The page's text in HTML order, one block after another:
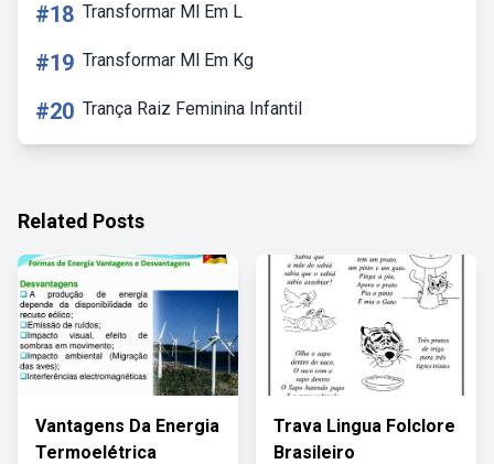
#18 Transformar Ml Em L
#19 Transformar Ml Em Kg
#20 Trança Raiz Feminina Infantil
Related Posts
Vantagens Da Energia
Termoelétrica
Trava Lingua Folclore
Brasileiro